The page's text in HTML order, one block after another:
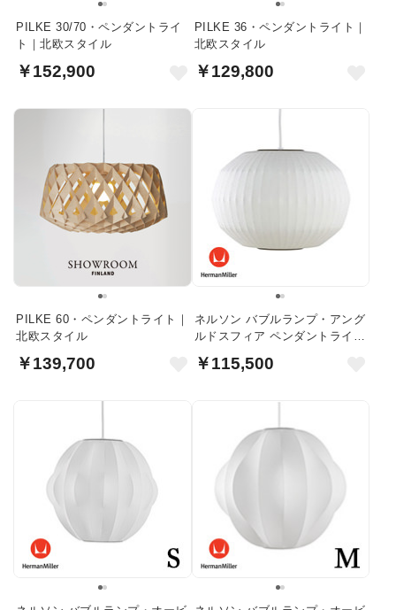
PILKE 30/70・ペンダントライ
ト｜北欧スタイル
￥152,900
PILKE 36・ペンダントライト｜
北欧スタイル
￥129,800
PILKE 60・ペンダントライト｜
北欧スタイル
￥139,700
ネルソン バブルランプ・アング
ルドスフィア ペンダントライト
￥115,500